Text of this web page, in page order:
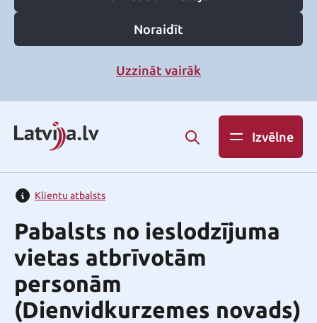
Noraidīt
Uzzināt vairāk
Izvēlne
Klientu atbalsts
Pabalsts no ieslodzījuma
vietas atbrīvotām
personām
(Dienvidkurzemes novads)